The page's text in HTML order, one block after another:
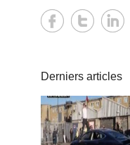
Derniers articles